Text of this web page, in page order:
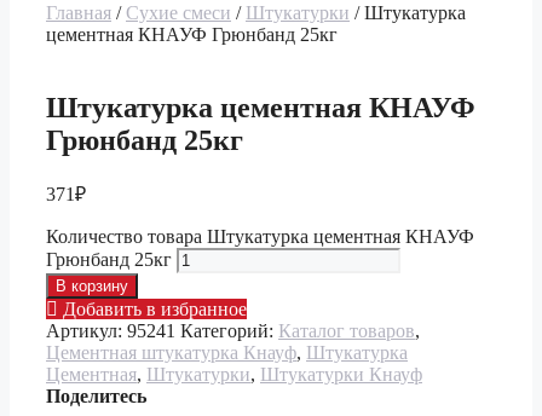
Главная /Сухие смеси / Штукатурки / Штукатурка
цементная КНАУФ Грюнбанд 25кг
Штукатурка цементная КНАУФ
Грюнбанд 25кг
371₽
Количество товара Штукатурка цементная КНАУФ
Грюнбанд 25кг
В корзину
Добавить в избранное
Артикул: 95241 Категорий: Каталог товаров,
Цементная штукатурка Кнауф, Штукатурка
Цементная, Штукатурки, Штукатурки Кнауф
Поделитесь